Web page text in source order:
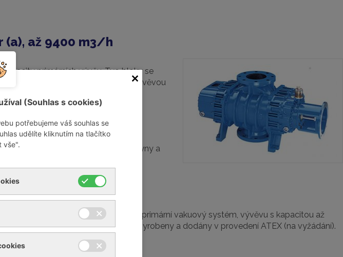
(a), až 9400 m3/h
primárních vývěv. Tyo bloky se
sacím tlaku společně s primární vývěvou
nižší než 50 mbar (a).
odolná. Je schopna nasávat plyny a
Kompletní soustrojí
Robuschi může nabídnout jako primární vakuový systém, vývěvu s kapacitou až
4200 m3/h. Bloky mohou být vyrobeny a dodány v provedení ATEX (na vyžádání).
(Souhlas s cookies)
potřebujeme váš souhlas se
udělíte kliknutím na tlačítko
vše".